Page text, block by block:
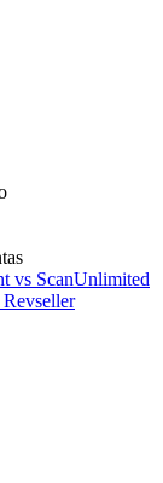
vs ScanUnlimited
Revseller